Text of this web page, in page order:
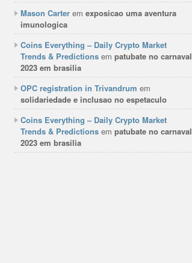
Mason Carter em exposicao uma aventura
imunologica
Coins Everything – Daily Crypto Market
Trends & Predictions em patubate no carnaval
2023 em brasilia
OPC registration in Trivandrum em
solidariedade e inclusao no espetaculo
Coins Everything – Daily Crypto Market
Trends & Predictions em patubate no carnaval
2023 em brasilia